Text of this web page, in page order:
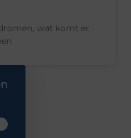
wat komt er